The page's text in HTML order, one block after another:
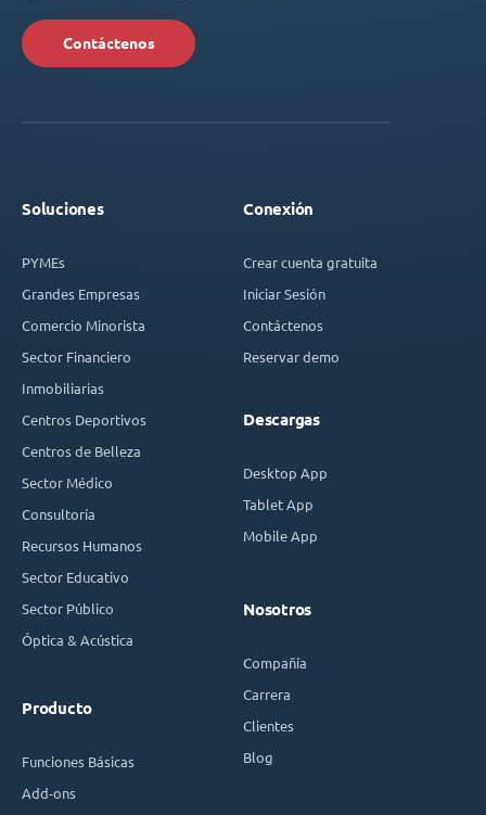
Contáctenos
Soluciones
PYMEs
Grandes Empresas
Comercio Minorista
Sector Financiero
Inmobiliarias
Centros Deportivos
Centros de Belleza
Sector Médico
Consultoría
Recursos Humanos
Sector Educativo
Sector Público
Óptica & Acústica
Producto
Funciones Básicas
Add-ons
Conexión
Crear cuenta gratuita
Iniciar Sesión
Contáctenos
Reservar demo
Descargas
Desktop App
Tablet App
Mobile App
Nosotros
Compañía
Carrera
Clientes
Blog